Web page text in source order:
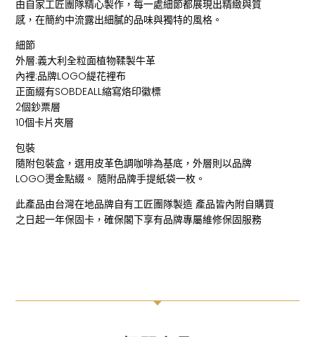
由自家工匠團隊精心製作，每一處細節都展現出精緻與質
感，在簡約中流露出細膩的品味與獨特的風格。
細節
外層:義大利全粒面植物鞣製牛革
內裡:品牌LOGO緹花裡布
正面綴有SOBDEALL縮寫烙印徽標
2個鈔票層
10個卡片夾層
包裝
隨附包裝盒，選用皮革色調咖啡為基底，外層則以品牌
LOGO燙金點綴。 隨附品牌手提紙袋一枚。
此產品由台灣在地品牌自有工匠團隊製造 產品皆內附自購買
之日起一年保固卡，確保閣下享有品牌專屬維修保固服務
C